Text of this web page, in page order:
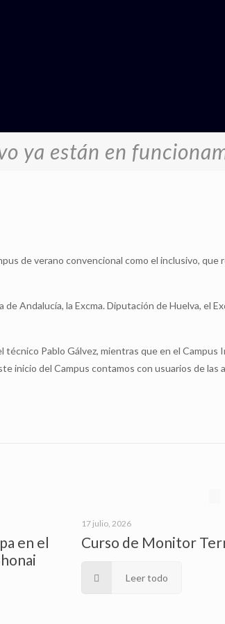
ya están en
de verano convencional como el inclusivo,
Andalucía, la Excma. Diputación de Huelva, el
Pablo Gálvez, mientras que en el
inicio del Campus contamos con usuarios de las
en el
17 julio, 2026
Curso de Monitor
Leer todo